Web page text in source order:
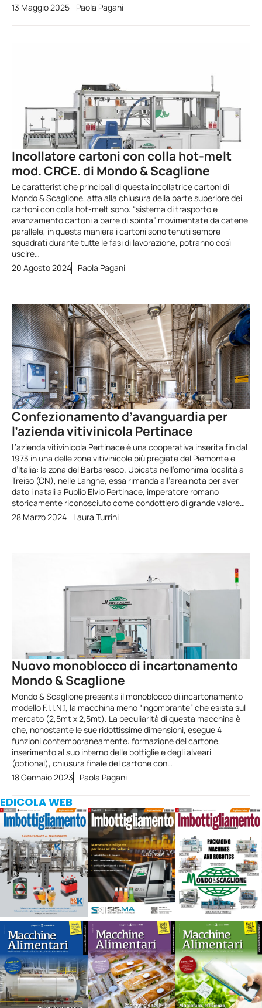
13 Maggio 2025
Paola Pagani
Incollatore cartoni con colla hot-melt
mod. CRCE. di Mondo & Scaglione
Le caratteristiche principali di questa incollatrice cartoni di
Mondo & Scaglione, atta alla chiusura della parte superiore dei
cartoni con colla hot-melt sono: “sistema di trasporto e
avanzamento cartoni a barre di spinta” movimentate da catene
parallele, in questa maniera i cartoni sono tenuti sempre
squadrati durante tutte le fasi di lavorazione, potranno così
uscire…
20 Agosto 2024
Paola Pagani
Confezionamento d’avanguardia per
l’azienda vitivinicola Pertinace
L’azienda vitivinicola Pertinace è una cooperativa inserita fin dal
1973 in una delle zone vitivinicole più pregiate del Piemonte e
d’Italia: la zona del Barbaresco. Ubicata nell’omonima località a
Treiso (CN), nelle Langhe, essa rimanda all’area nota per aver
dato i natali a Publio Elvio Pertinace, imperatore romano
storicamente riconosciuto come condottiero di grande valore…
28 Marzo 2024
Laura Turrini
Nuovo monoblocco di incartonamento
Mondo & Scaglione
Mondo & Scaglione presenta il monoblocco di incartonamento
modello F.I.I.N.1, la macchina meno “ingombrante” che esista sul
mercato (2,5mt x 2,5mt). La peculiarità di questa macchina è
che, nonostante le sue ridottissime dimensioni, esegue 4
funzioni contemporaneamente: formazione del cartone,
inserimento al suo interno delle bottiglie e degli alveari
(optional), chiusura finale del cartone con…
18 Gennaio 2023
Paola Pagani
EDICOLA WEB